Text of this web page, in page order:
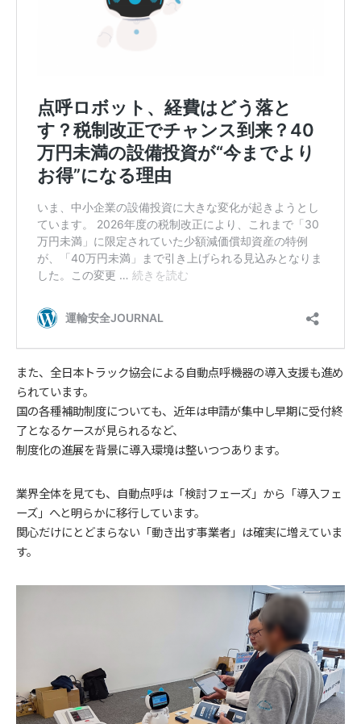
また、全日本トラック協会による自動点呼機器の導入支援も進め
られています。
国の各種補助制度についても、近年は申請が集中し早期に受付終
了となるケースが見られるなど、
制度化の進展を背景に導入環境は整いつつあります。
業界全体を見ても、自動点呼は「検討フェーズ」から「導入フェ
ーズ」へと明らかに移行しています。
関心だけにとどまらない「動き出す事業者」は確実に増えていま
す。